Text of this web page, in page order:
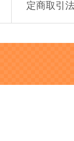
定商取引